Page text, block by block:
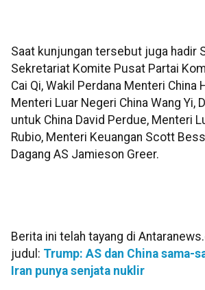
Saat kunjungan tersebut juga hadir
Sekretariat Komite Pusat Partai
Cai Qi, Wakil Perdana Menteri China
Menteri Luar Negeri China Wang Yi,
untuk China David Perdue, Menteri
Rubio, Menteri Keuangan Scott
Dagang AS Jamieson Greer.
Berita ini telah tayang di
judul: Trump: AS dan China sama-
Iran punya senjata nuklir